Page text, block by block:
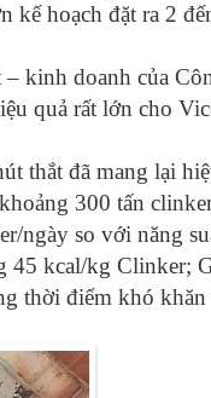
kế hoạch đặt ra 2
kinh doanh của
quả rất lớn cho
thắt đã mang lại
300 tấn
ngày so với năng
45 kcal/kg Clinker;
thời điểm khó